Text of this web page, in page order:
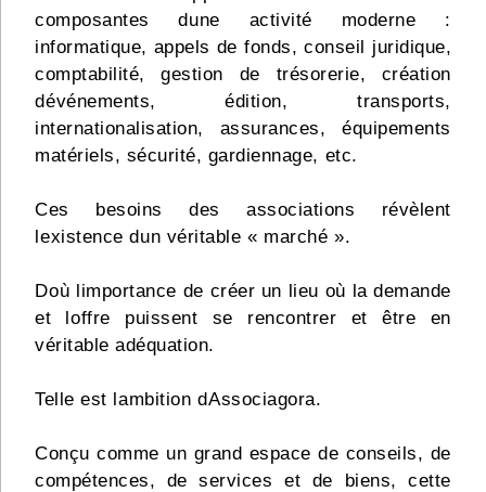
composantes dune activité moderne :
informatique, appels de fonds, conseil juridique,
comptabilité, gestion de trésorerie, création
dévénements, édition, transports,
internationalisation, assurances, équipements
matériels, sécurité, gardiennage, etc.
Ces besoins des associations révèlent
lexistence dun véritable « marché ».
Doù limportance de créer un lieu où la demande
et loffre puissent se rencontrer et être en
véritable adéquation.
Telle est lambition dAssociagora.
Conçu comme un grand espace de conseils, de
compétences, de services et de biens, cette